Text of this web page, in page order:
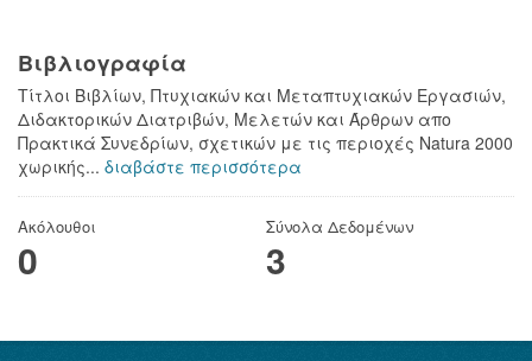
Βιβλιογραφία
Τίτλοι Βιβλίων, Πτυχιακών και Μεταπτυχιακών Εργασιών,
Διδακτορικών Διατριβών, Μελετών και Άρθρων απο
Πρακτικά Συνεδρίων, σχετικών με τις περιοχές Natura 2000
χωρικής... διαβάστε περισσότερα
Ακόλουθοι
0
Σύνολα Δεδομένων
3